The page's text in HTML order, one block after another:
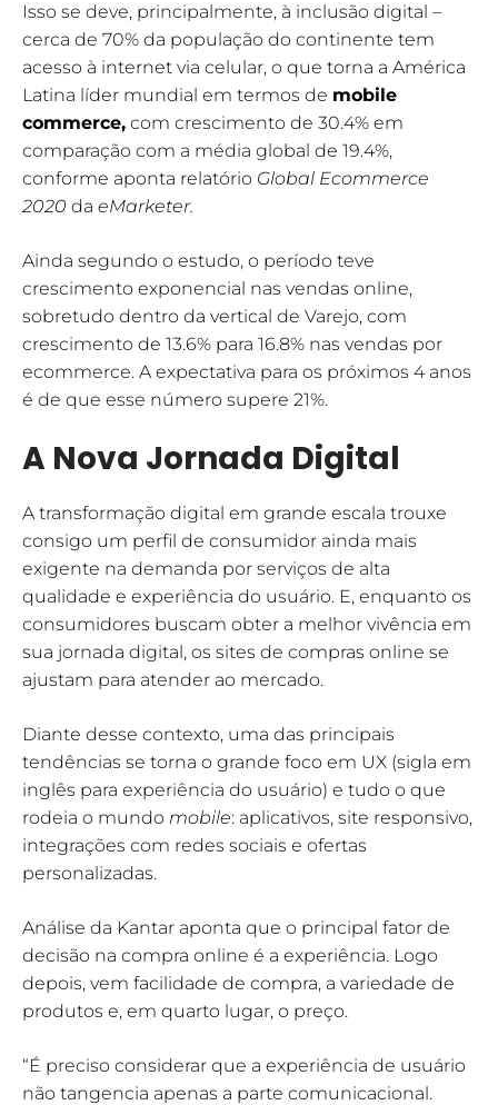
Isso se deve, principalmente, à inclusão digital –
cerca de 70% da população do continente tem
acesso à internet via celular, o que torna a América
Latina líder mundial em termos de mobile
commerce, com crescimento de 30.4% em
comparação com a média global de 19.4%,
conforme aponta relatório Global Ecommerce
2020 da eMarketer.
Ainda segundo o estudo, o período teve
crescimento exponencial nas vendas online,
sobretudo dentro da vertical de Varejo, com
crescimento de 13.6% para 16.8% nas vendas por
ecommerce. A expectativa para os próximos 4 anos
é de que esse número supere 21%.
A Nova Jornada Digital
A transformação digital em grande escala trouxe
consigo um perfil de consumidor ainda mais
exigente na demanda por serviços de alta
qualidade e experiência do usuário. E, enquanto os
consumidores buscam obter a melhor vivência em
sua jornada digital, os sites de compras online se
ajustam para atender ao mercado.
Diante desse contexto, uma das principais
tendências se torna o grande foco em UX (sigla em
inglês para experiência do usuário) e tudo o que
rodeia o mundo mobile: aplicativos, site responsivo,
integrações com redes sociais e ofertas
personalizadas.
Análise da Kantar aponta que o principal fator de
decisão na compra online é a experiência. Logo
depois, vem facilidade de compra, a variedade de
produtos e, em quarto lugar, o preço.
“É preciso considerar que a experiência de usuário
não tangencia apenas a parte comunicacional.